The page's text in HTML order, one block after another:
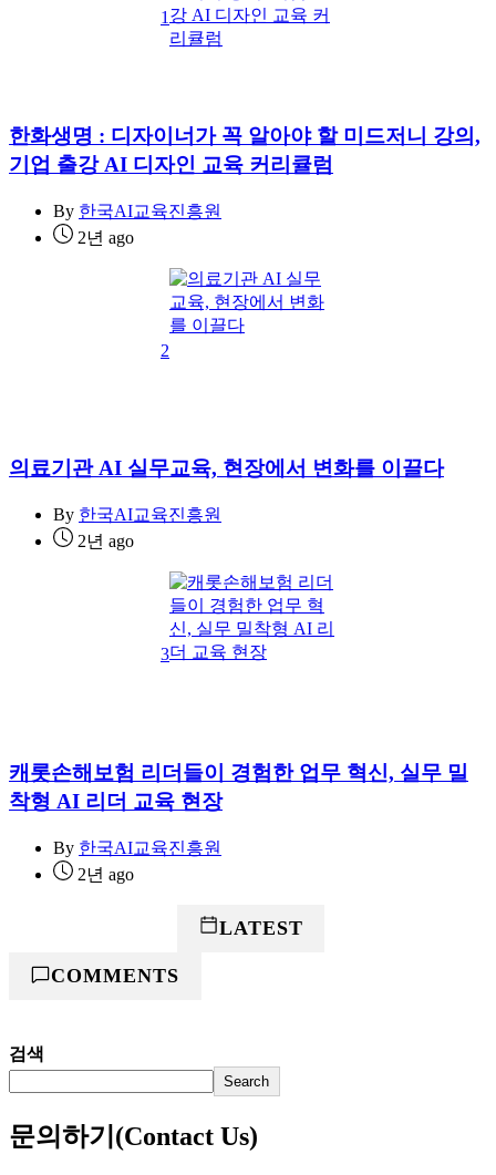
1
한화생명 : 디자이너가 꼭 알아야 할 미드저니 강의,
기업 출강 AI 디자인 교육 커리큘럼
By 한국AI교육진흥원
2년 ago
2
의료기관 AI 실무교육, 현장에서 변화를 이끌다
By 한국AI교육진흥원
2년 ago
3
캐롯손해보험 리더들이 경험한 업무 혁신, 실무 밀
착형 AI 리더 교육 현장
By 한국AI교육진흥원
2년 ago
LATEST
COMMENTS
검색
Search
문의하기(Contact Us)